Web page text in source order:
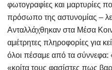
φωτογραφίες και μαρτυρίες
πρόσωπο της αστυνομίας –
Ανταλλάχθηκαν στα Μέσα
αμέτρητες πληροφορίες για
όλοι πέσαμε από τα σύννεφα:
«κοίτα τους φασίστες πως